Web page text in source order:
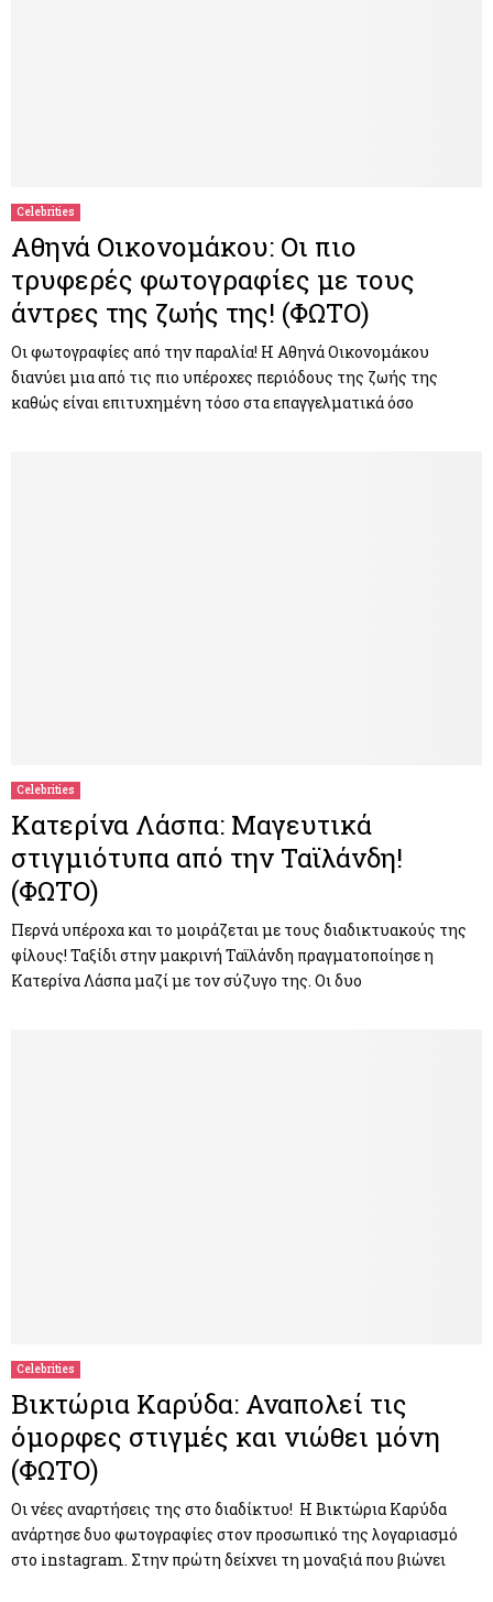
Celebrities
Αθηνά Οικονομάκου: Οι πιο
τρυφερές φωτογραφίες με τους
άντρες της ζωής της! (ΦΩΤΟ)
Οι φωτογραφίες από την παραλία! Η Αθηνά Οικονομάκου
διανύει μια από τις πιο υπέροχες περιόδους της ζωής της
καθώς είναι επιτυχημένη τόσο στα επαγγελματικά όσο
Celebrities
Κατερίνα Λάσπα: Μαγευτικά
στιγμιότυπα από την Ταϊλάνδη!
(ΦΩΤΟ)
Περνά υπέροχα και το μοιράζεται με τους διαδικτυακούς της
φίλους! Ταξίδι στην μακρινή Ταϊλάνδη πραγματοποίησε η
Κατερίνα Λάσπα μαζί με τον σύζυγο της. Οι δυο
Celebrities
Βικτώρια Καρύδα: Αναπολεί τις
όμορφες στιγμές και νιώθει μόνη
(ΦΩΤΟ)
Οι νέες αναρτήσεις της στο διαδίκτυο! Η Βικτώρια Καρύδα
ανάρτησε δυο φωτογραφίες στον προσωπικό της λογαριασμό
στο instagram. Στην πρώτη δείχνει τη μοναξιά που βιώνει